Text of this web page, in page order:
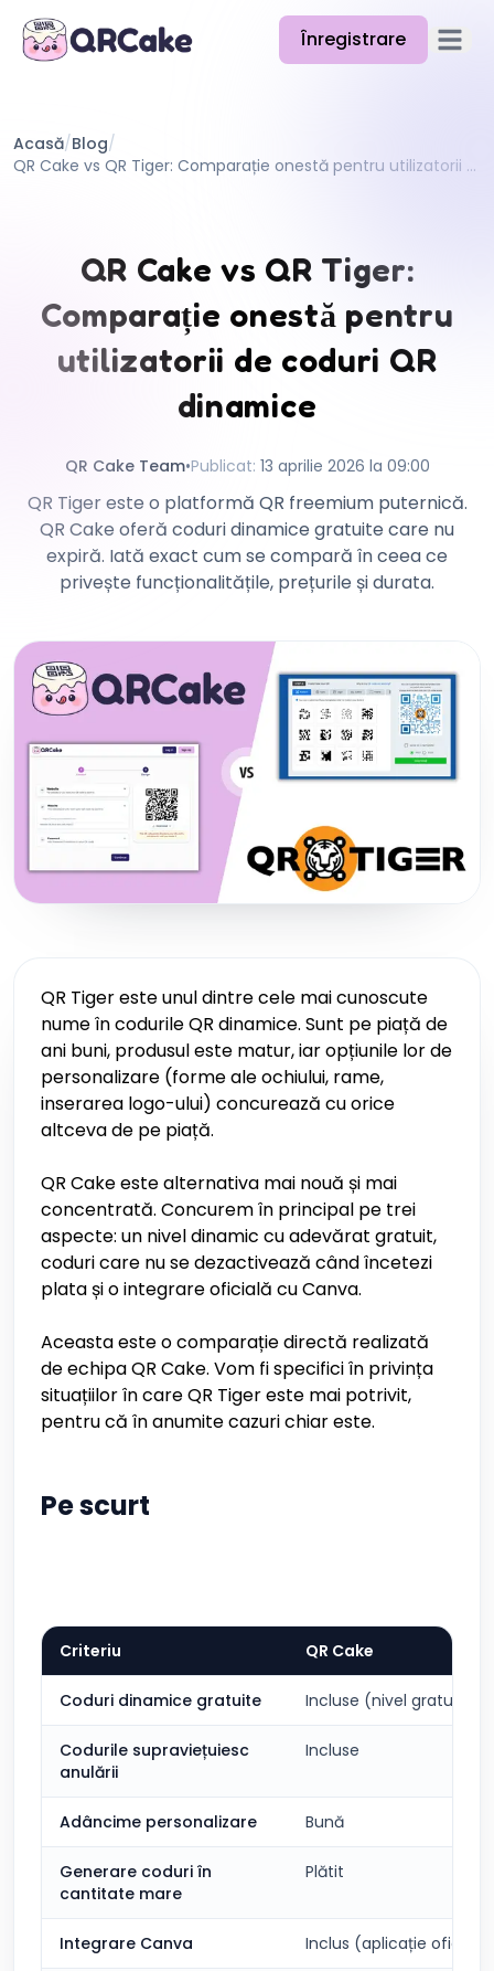
Înregistrare
Prețuri
Documentație
Ajutor
API
Acasă/Blog/
QR Cake vs QR Tiger: Comparație onestă pentru utilizatorii de coduri QR dinamice
QR Cake vs QR Tiger:
Comparație onestă pentru
utilizatorii de coduri QR
dinamice
QR Cake Team•Publicat: 13 aprilie 2026 la 09:00
QR Tiger este o platformă QR freemium puternică.
QR Cake oferă coduri dinamice gratuite care nu
expiră. Iată exact cum se compară în ceea ce
privește funcționalitățile, prețurile și durata.
QR Tiger este unul dintre cele mai cunoscute
nume în codurile QR dinamice. Sunt pe piață de
ani buni, produsul este matur, iar opțiunile lor de
personalizare (forme ale ochiului, rame,
inserarea logo-ului) concurează cu orice
altceva de pe piață.
QR Cake este alternativa mai nouă și mai
concentrată. Concurem în principal pe trei
aspecte: un nivel dinamic cu adevărat gratuit,
coduri care nu se dezactivează când încetezi
plata și o integrare oficială cu Canva.
Aceasta este o comparație directă realizată
de echipa QR Cake. Vom fi specifici în privința
situațiilor în care QR Tiger este mai potrivit,
pentru că în anumite cazuri chiar este.
Pe scurt
Criteriu QR Cake
Coduri dinamice gratuite Incluse (nivel gratuit
Codurile supraviețuiesc
anulării
Incluse
Adâncime personalizare Bună
Generare coduri în
cantitate mare
Plătit
Integrare Canva Inclus (aplicație oficială)